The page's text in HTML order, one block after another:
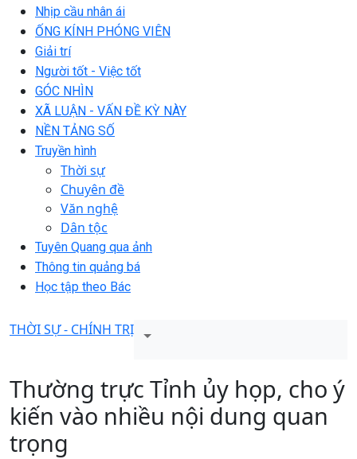
Nhịp cầu nhân ái
ỐNG KÍNH PHÓNG VIÊN
Giải trí
Người tốt - Việc tốt
GÓC NHÌN
XÃ LUẬN - VẤN ĐỀ KỲ NÀY
NỀN TẢNG SỐ
Truyền hình
Thời sự
Chuyên đề
Văn nghệ
Dân tộc
Tuyên Quang qua ảnh
Thông tin quảng bá
Học tập theo Bác
THỜI SỰ - CHÍNH TRỊ
Thường trực Tỉnh ủy họp, cho ý
kiến vào nhiều nội dung quan
trọng